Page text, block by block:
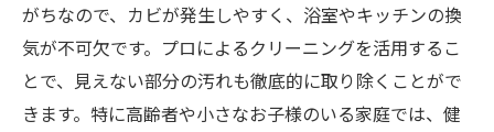
がちなので、カビが発生しやすく、浴室やキッチンの換
気が不可欠です。プロによるクリーニングを活用するこ
とで、見えない部分の汚れも徹底的に取り除くことがで
きます。特に高齢者や小さなお子様のいる家庭では、健